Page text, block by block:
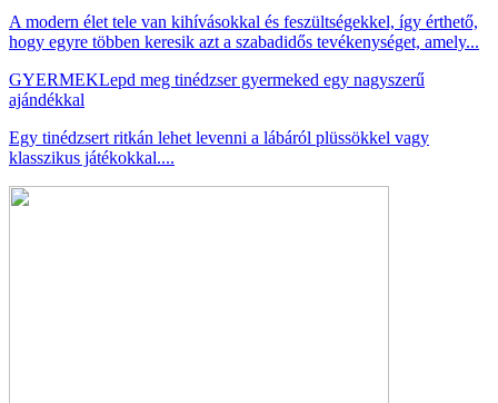
A modern élet tele van kihívásokkal és feszültségekkel, így érthető,
hogy egyre többen keresik azt a szabadidős tevékenységet, amely...
GYERMEKLepd meg tinédzser gyermeked egy nagyszerű
ajándékkal
Egy tinédzsert ritkán lehet levenni a lábáról plüssökkel vagy
klasszikus játékokkal....